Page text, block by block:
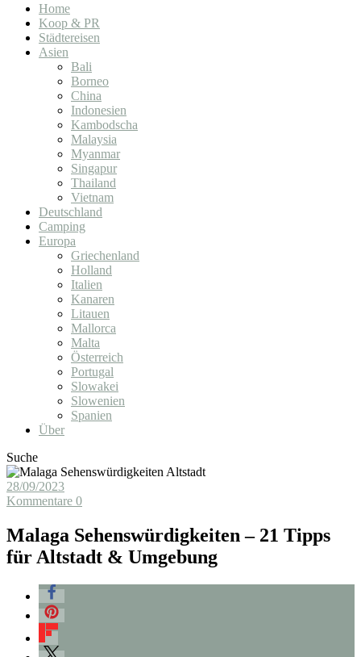
Home
Koop & PR
Städtereisen
Asien
Bali
Borneo
China
Indonesien
Kambodscha
Malaysia
Myanmar
Singapur
Thailand
Vietnam
Deutschland
Camping
Europa
Griechenland
Holland
Italien
Kanaren
Litauen
Mallorca
Malta
Österreich
Portugal
Slowakei
Slowenien
Spanien
Über
Suche
28/09/2023
Kommentare 0
Malaga Sehenswürdigkeiten – 21 Tipps
für Altstadt & Umgebung